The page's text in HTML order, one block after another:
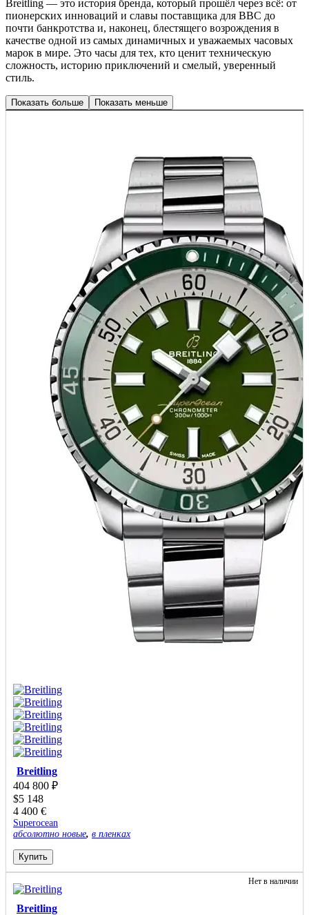
Breitling — это история бренда, который прошёл через всё: от
пионерских инноваций и славы поставщика для ВВС до
почти банкротства и, наконец, блестящего возрождения в
качестве одной из самых динамичных и уважаемых часовых
марок в мире. Это часы для тех, кто ценит техническую
сложность, историю приключений и смелый, уверенный
стиль.
Показать больше Показать меньше
Breitling
404 800 ₽
$5 148
4 400 €
Superocean
абсолютно новые, в пленках
Купить
Нет в наличии
Breitling